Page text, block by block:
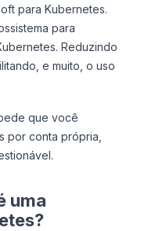
para Kubernetes.
para
Reduzindo
e muito, o uso
que você
por conta própria,
uma